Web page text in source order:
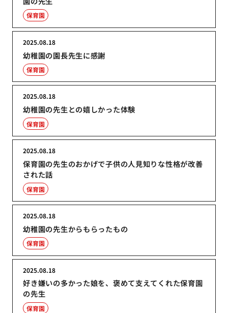
保育園
幼稚園の園長先生に感謝
2025.08.18
保育園
幼稚園の先生との嬉しかった体験
2025.08.18
保育園
保育園の先生のおかげで子供の人見知りな性格が改善
された話
2025.08.18
保育園
幼稚園の先生からもらったもの
2025.08.18
保育園
好き嫌いの多かった娘を、褒めて支えてくれた保育園
の先生
2025.08.18
保育園